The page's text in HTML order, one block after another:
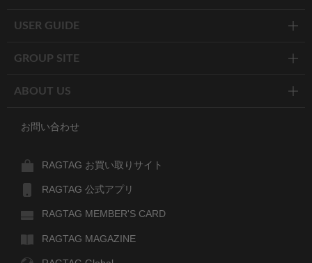
USER GUIDE
GROUP SITE
ABOUT US
お問い合わせ
RAGTAG お買い取りサイト
RAGTAG 公式アプリ
RAGTAG MEMBER'S CARD
RAGTAG MAGAZINE